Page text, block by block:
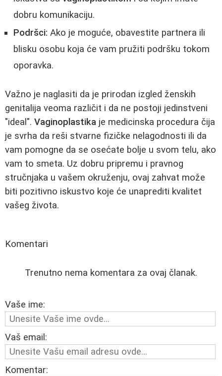
dobru komunikaciju.
Podršci: Ako je moguće, obavestite partnera ili
blisku osobu koja će vam pružiti podršku tokom
oporavka.
Važno je naglasiti da je prirodan izgled ženskih
genitalija veoma različit i da ne postoji jedinstveni
"ideal". Vaginoplastika je medicinska procedura čija
je svrha da reši stvarne fizičke nelagodnosti ili da
vam pomogne da se osećate bolje u svom telu, ako
vam to smeta. Uz dobru pripremu i pravnog
stručnjaka u vašem okruženju, ovaj zahvat može
biti pozitivno iskustvo koje će unaprediti kvalitet
vašeg života.
Komentari
Trenutno nema komentara za ovaj članak.
Vaše ime:
Vaš email:
Komentar: